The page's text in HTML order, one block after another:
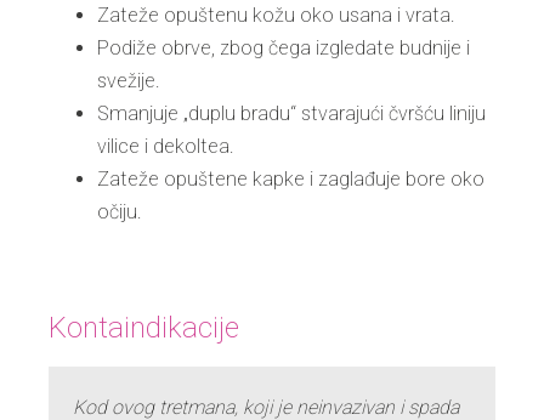
Zateže opuštenu kožu oko usana i vrata.
Podiže obrve, zbog čega izgledate budnije i
svežije.
Smanjuje „duplu bradu“ stvarajući čvršću liniju
vilice i dekoltea.
Zateže opuštene kapke i zaglađuje bore oko
očiju.
Kontaindikacije
Kod ovog tretmana, koji je neinvazivan i spada